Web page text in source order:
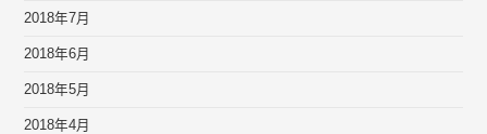
2018年7月
2018年6月
2018年5月
2018年4月